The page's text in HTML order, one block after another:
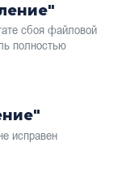
сбоя файловой
полностью
исправен